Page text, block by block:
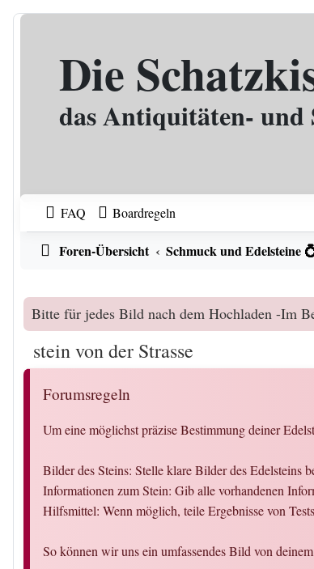
Zum Inhalt
Die
das Antiquitäten- und
FAQ Boardregeln
Foren-Übersicht Schmuck und Edelsteine
Bitte für jedes Bild nach dem Hochladen -Im
stein von der Strasse
Forumsregeln
Um eine möglichst präzise Bestimmung deiner
Bilder des Steins: Stelle klare Bilder des Edelsteins
Informationen zum Stein: Gib alle vorhandenen
Hilfsmittel: Wenn möglich, teile Ergebnisse von
So können wir uns ein umfassendes Bild von